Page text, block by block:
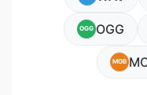
OGG OGG
MOB